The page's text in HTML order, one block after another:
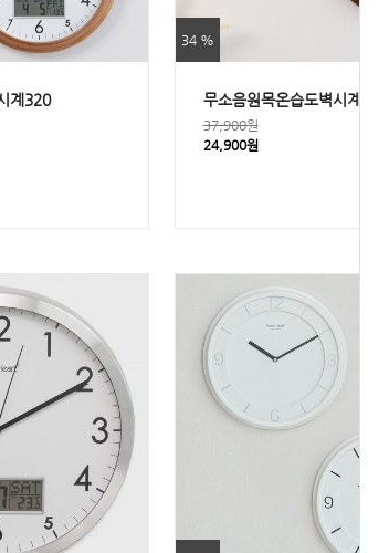
계320
34 %
무소음원목온습도벽시계320
37,900원
24,900원